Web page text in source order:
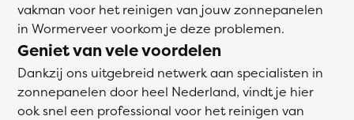
vakman voor het reinigen van jouw zonnepanelen
in Wormerveer voorkom je deze problemen.
Geniet van vele voordelen
Dankzij ons uitgebreid netwerk aan specialisten in
zonnepanelen door heel Nederland, vindt je hier
ook snel een professional voor het reinigen van